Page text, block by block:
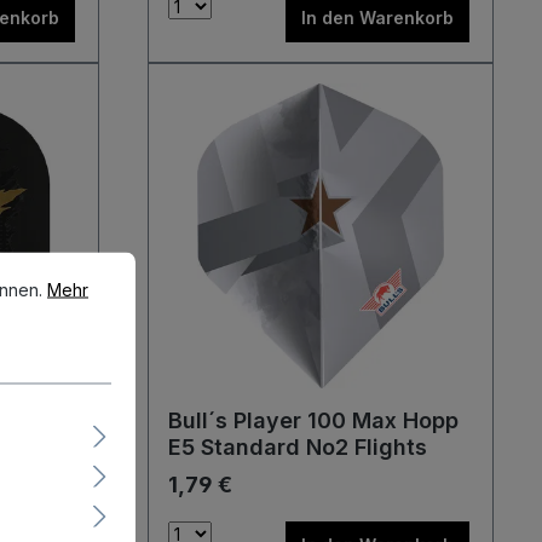
In den Warenkorb
Bull´s Player 100 Max Hopp
E5 Standard No2 Flights
1,79 €
Mehr Informationen ...
Mehr